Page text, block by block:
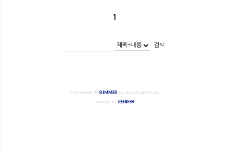
1
검색
COPYRIGHT SUMMER ALL RIGHTS RESERVED
MOBILE BY. REFRESH